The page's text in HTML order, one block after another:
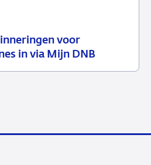
voor
in via Mijn DNB